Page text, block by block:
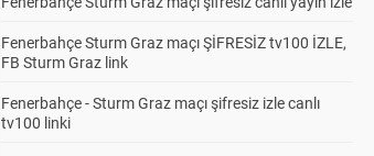
Fenerbahçe Sturm Graz maçı ŞİFRESİZ tv100 İZLE,
FB Sturm Graz link
Fenerbahçe - Sturm Graz maçı şifresiz izle canlı
tv100 linki